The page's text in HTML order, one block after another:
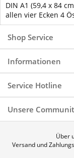
DIN A1 (59,4 x 84
allen vier Ecken 4
Shop Service
Informationen
Service Hotline
Unsere
Über
Versand und